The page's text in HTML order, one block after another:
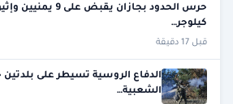
كيلوجر…
قبل 17 دقيقة
الدفاع الروسية تسيطر على
الشعبية…